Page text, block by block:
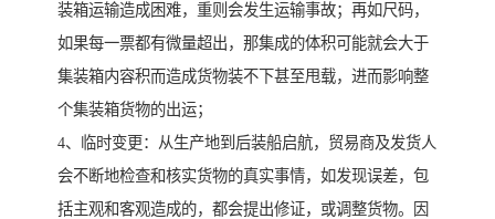
装箱运输造成困难，重则会发生运输事故；再如尺码，
如果每一票都有微量超出，那集成的体积可能就会大于
集装箱内容积而造成货物装不下甚至甩载，进而影响整
个集装箱货物的出运；
4、临时变更：从生产地到后装船启航，贸易商及发货人
会不断地检查和核实货物的真实事情，如发现误差，包
括主观和客观造成的，都会提出修证，或调整货物。因